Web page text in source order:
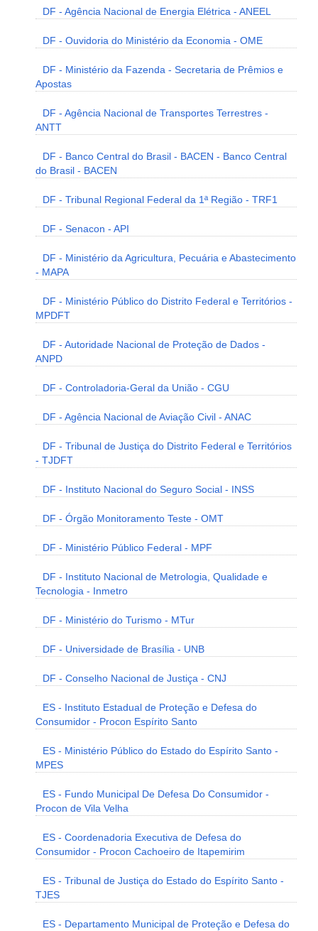
DF - Agência Nacional de Energia Elétrica - ANEEL
DF - Ouvidoria do Ministério da Economia - OME
DF - Ministério da Fazenda - Secretaria de Prêmios e
Apostas
DF - Agência Nacional de Transportes Terrestres -
ANTT
DF - Banco Central do Brasil - BACEN - Banco Central
do Brasil - BACEN
DF - Tribunal Regional Federal da 1ª Região - TRF1
DF - Senacon - API
DF - Ministério da Agricultura, Pecuária e Abastecimento
- MAPA
DF - Ministério Público do Distrito Federal e Territórios -
MPDFT
DF - Autoridade Nacional de Proteção de Dados -
ANPD
DF - Controladoria-Geral da União - CGU
DF - Agência Nacional de Aviação Civil - ANAC
DF - Tribunal de Justiça do Distrito Federal e Territórios
- TJDFT
DF - Instituto Nacional do Seguro Social - INSS
DF - Órgão Monitoramento Teste - OMT
DF - Ministério Público Federal - MPF
DF - Instituto Nacional de Metrologia, Qualidade e
Tecnologia - Inmetro
DF - Ministério do Turismo - MTur
DF - Universidade de Brasília - UNB
DF - Conselho Nacional de Justiça - CNJ
ES - Instituto Estadual de Proteção e Defesa do
Consumidor - Procon Espírito Santo
ES - Ministério Público do Estado do Espírito Santo -
MPES
ES - Fundo Municipal De Defesa Do Consumidor -
Procon de Vila Velha
ES - Coordenadoria Executiva de Defesa do
Consumidor - Procon Cachoeiro de Itapemirim
ES - Tribunal de Justiça do Estado do Espírito Santo -
TJES
ES - Departamento Municipal de Proteção e Defesa do